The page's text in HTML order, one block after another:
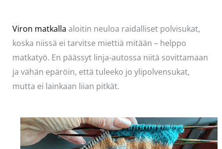
Viron matkalla aloitin neuloa raidalliset polvisukat,
koska niissä ei tarvitse miettiä mitään – helppo
matkatyö. En päässyt linja-autossa niitä sovittamaan
ja vähän epäröin, että tuleeko jo ylipolvensukat,
mutta ei lainkaan liian pitkät.